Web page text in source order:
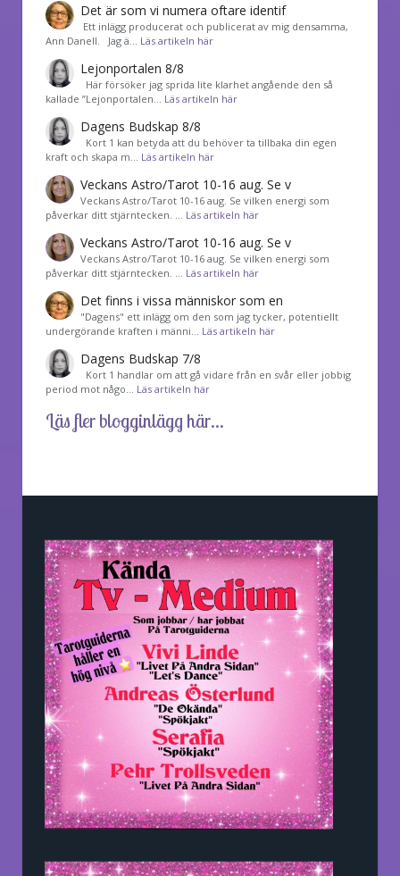
Det är som vi numera oftare identif
͏ Ett inlägg producerat och publicerat av mig densamma,
Ann Danell. Jag ä… Läs artikeln här
Lejonportalen 8/8
Här försöker jag sprida lite klarhet angående den så
kallade ”Lejonportalen… Läs artikeln här
Dagens Budskap 8/8
Kort 1 kan betyda att du behöver ta tillbaka din egen
kraft och skapa m… Läs artikeln här
Veckans Astro/Tarot 10-16 aug. Se v
Veckans Astro/Tarot 10-16 aug. Se vilken energi som
påverkar ditt stjärntecken. … Läs artikeln här
Veckans Astro/Tarot 10-16 aug. Se v
Veckans Astro/Tarot 10-16 aug. Se vilken energi som
påverkar ditt stjärntecken. … Läs artikeln här
Det finns i vissa människor som en
"Dagens" ett inlägg om den som jag tycker, potentiellt
undergörande kraften i männi… Läs artikeln här
Dagens Budskap 7/8
Kort 1 handlar om att gå vidare från en svår eller jobbig
period mot någo… Läs artikeln här
Läs fler blogginlägg här...